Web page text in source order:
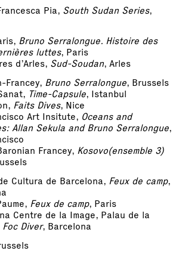
Pia, South Sudan Series,
Bruno Serralongue. Histoire des
luttes, Paris
d’Arles, Sud-Soudan, Arles
Francey, Bruno Serralongue, Brussels
Time-Capsule, Istanbul
Faits Dives, Nice
Art Insitute, Oceans and
Allan Sekula and Bruno Serralongue,
Francey, Kosovo(ensemble 3)
Cultura de Barcelona, Feux de camp,
Feux de camp, Paris
Centre de la Image, Palau de la
Foc Diver, Barcelona